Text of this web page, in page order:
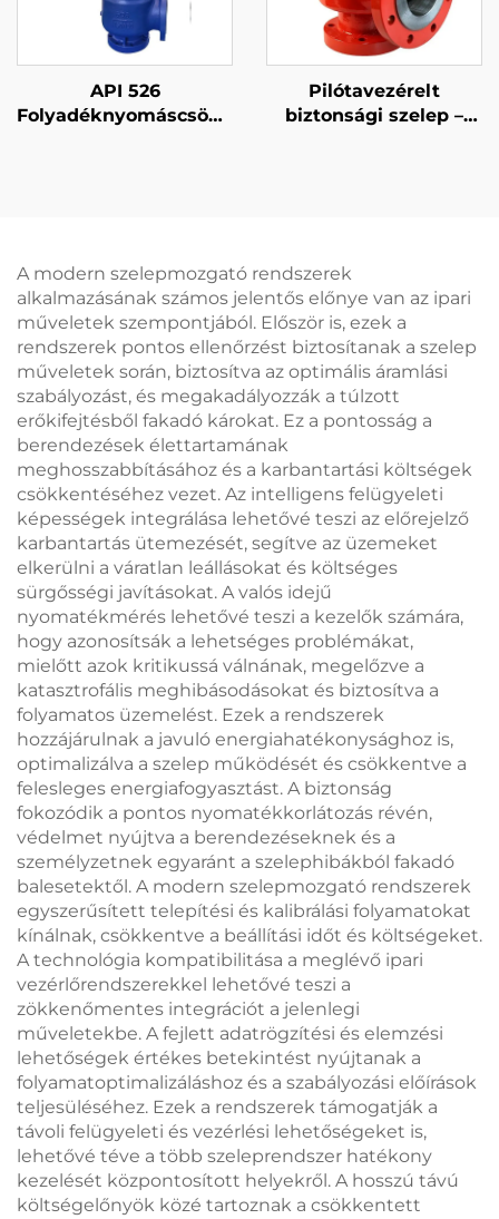
API 526
Folyadéknyomáscsökkentő
nyomás
Pilótavezérelt
biztonsági szelep –
A modern szelepmozgató rendszerek
alkalmazásának számos jelentős előnye van az ipari
műveletek szempontjából. Először is, ezek a
rendszerek pontos ellenőrzést biztosítanak a szelep
műveletek során, biztosítva az optimális áramlási
szabályozást, és megakadályozzák a túlzott
erőkifejtésből fakadó károkat. Ez a pontosság a
berendezések élettartamának
meghosszabbításához és a karbantartási költségek
csökkentéséhez vezet. Az intelligens felügyeleti
képességek integrálása lehetővé teszi az előrejelző
karbantartás ütemezését, segítve az üzemeket
elkerülni a váratlan leállásokat és költséges
sürgősségi javításokat. A valós idejű
nyomatékmérés lehetővé teszi a kezelők számára,
hogy azonosítsák a lehetséges problémákat,
mielőtt azok kritikussá válnának, megelőzve a
katasztrofális meghibásodásokat és biztosítva a
folyamatos üzemelést. Ezek a rendszerek
hozzájárulnak a javuló energiahatékonysághoz is,
optimalizálva a szelep működését és csökkentve a
felesleges energiafogyasztást. A biztonság
fokozódik a pontos nyomatékkorlátozás révén,
védelmet nyújtva a berendezéseknek és a
személyzetnek egyaránt a szelephibákból fakadó
balesetektől. A modern szelepmozgató rendszerek
egyszerűsített telepítési és kalibrálási folyamatokat
kínálnak, csökkentve a beállítási időt és költségeket.
A technológia kompatibilitása a meglévő ipari
vezérlőrendszerekkel lehetővé teszi a
zökkenőmentes integrációt a jelenlegi
műveletekbe. A fejlett adatrögzítési és elemzési
lehetőségek értékes betekintést nyújtanak a
folyamatoptimalizáláshoz és a szabályozási előírások
teljesüléséhez. Ezek a rendszerek támogatják a
távoli felügyeleti és vezérlési lehetőségeket is,
lehetővé téve a több szeleprendszer hatékony
kezelését központosított helyekről. A hosszú távú
költségelőnyök közé tartoznak a csökkentett